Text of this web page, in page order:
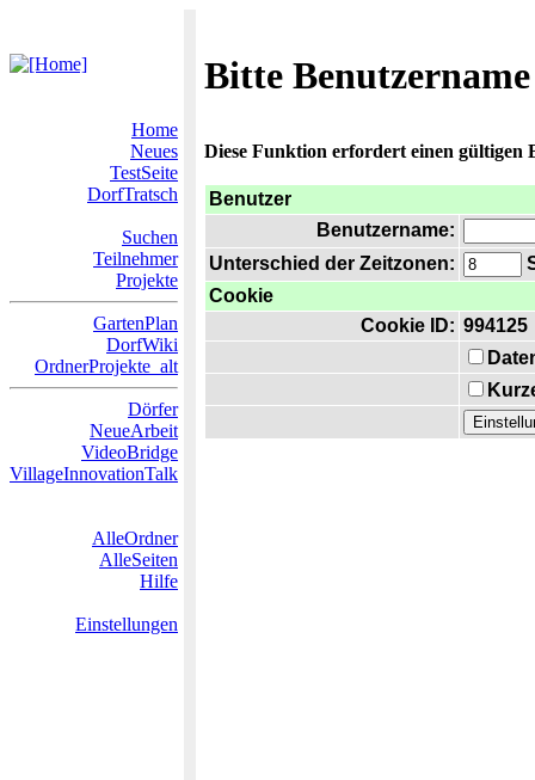
Bitte
Home
Neues
TestSeite
DorfTratsch
Suchen
Teilnehmer
Projekte
GartenPlan
DorfWiki
OrdnerProjekte_alt
Dörfer
NeueArbeit
VideoBridge
VillageInnovationTalk
AlleOrdner
AlleSeiten
Hilfe
Einstellungen
Diese Funktion erfordert einen gültigen
Benutzer
Benutzername:
Unterschied der Zeitzonen:
Cookie
Cookie ID: 994125